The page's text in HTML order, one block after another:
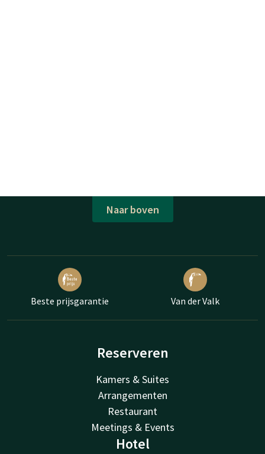
Naar boven
Beste prijsgarantie Van der Valk
Reserveren
Kamers & Suites
Arrangementen
Restaurant
Meetings & Events
Hotel